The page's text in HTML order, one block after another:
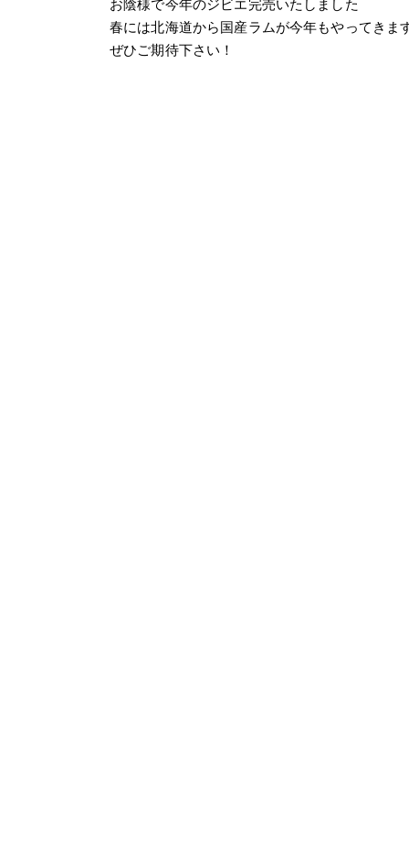
お陰様で今年のジビエ完売いたしました
春には北海道から国産ラムが今年もやってきま
ぜひご期待下さい！